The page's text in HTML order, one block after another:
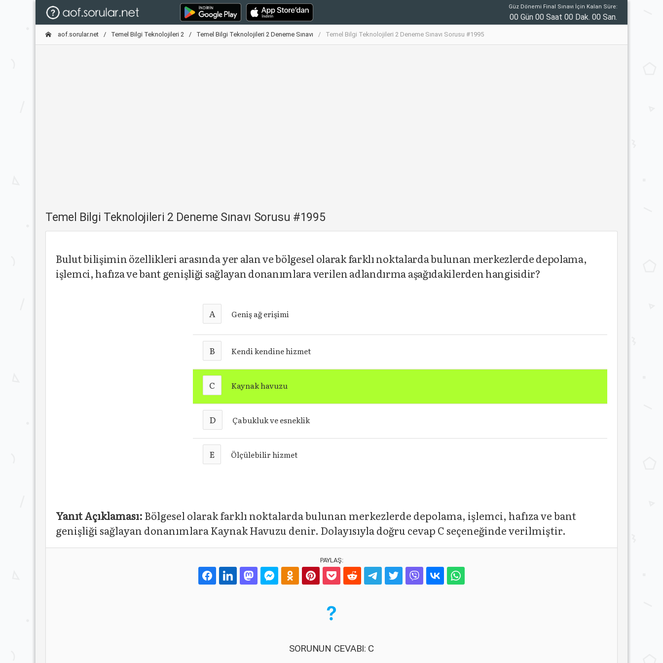
Güz Dönemi Final Sınavı İçin Kalan Süre:
00 Gün 00 Saat 00 Dak. 00 San.
aof.sorular.net Temel Bilgi Teknolojileri 2 Temel Bilgi Teknolojileri 2 Deneme Sınavı Temel Bilgi Teknolojileri 2 Deneme Sınavı Sorusu #1995
Temel Bilgi Teknolojileri 2 Deneme Sınavı Sorusu #1995
Bulut bilişimin özellikleri arasında yer alan ve bölgesel olarak farklı noktalarda bulunan merkezlerde depolama,
işlemci, hafıza ve bant genişliği sağlayan donanımlara verilen adlandırma aşağıdakilerden hangisidir?
A Geniş ağ erişimi
B Kendi kendine hizmet
C Kaynak havuzu
D Çabukluk ve esneklik
E Ölçülebilir hizmet
Yanıt Açıklaması: Bölgesel olarak farklı noktalarda bulunan merkezlerde depolama, işlemci, hafıza ve bant
genişliği sağlayan donanımlara Kaynak Havuzu denir. Dolayısıyla doğru cevap C seçeneğinde verilmiştir.
PAYLAŞ:
SORUNUN CEVABI: C